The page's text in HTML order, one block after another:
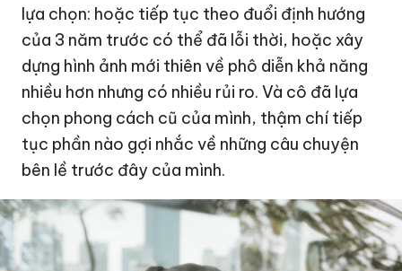
lựa chọn: hoặc tiếp tục theo đuổi định hướng
của 3 năm trước có thể đã lỗi thời, hoặc xây
dựng hình ảnh mới thiên về phô diễn khả năng
nhiều hơn nhưng có nhiều rủi ro. Và cô đã lựa
chọn phong cách cũ của mình, thậm chí tiếp
tục phần nào gợi nhắc về những câu chuyện
bên lề trước đây của mình.